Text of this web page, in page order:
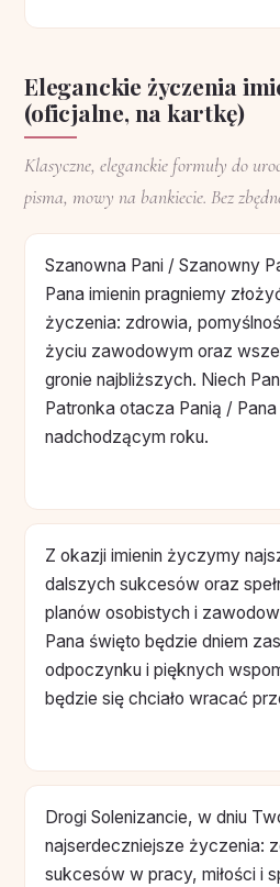
Eleganckie życzenia
(oficjalne, na kartkę)
Klasyczne, eleganckie formuły do
pisma, mowy na bankiecie. Bez
Szanowna Pani / Szanowny
Pana imienin pragniemy
życzenia: zdrowia,
życiu zawodowym oraz
gronie najbliższych. Niech
Patronka otacza Panią /
nadchodzącym roku.
Z okazji imienin życzymy
dalszych sukcesów oraz
planów osobistych i
Pana święto będzie dniem
odpoczynku i pięknych
będzie się chciało wracać
Drogi Solenizancie, w dniu
najserdeczniejsze życzenia:
sukcesów w pracy, miłości i